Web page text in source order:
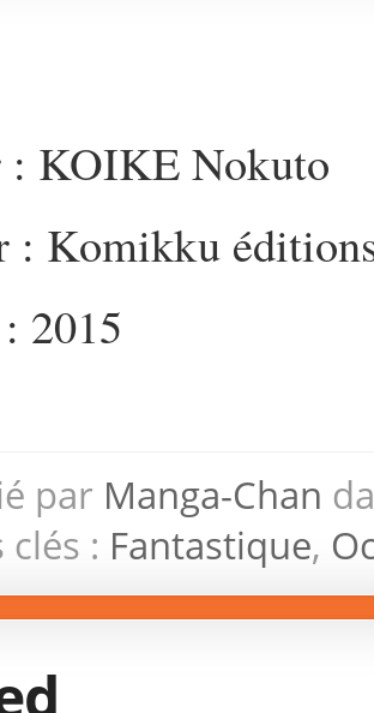
: KOIKE Nokuto
: Komikku
2015
par Manga-Chan
clés : Fantastique,